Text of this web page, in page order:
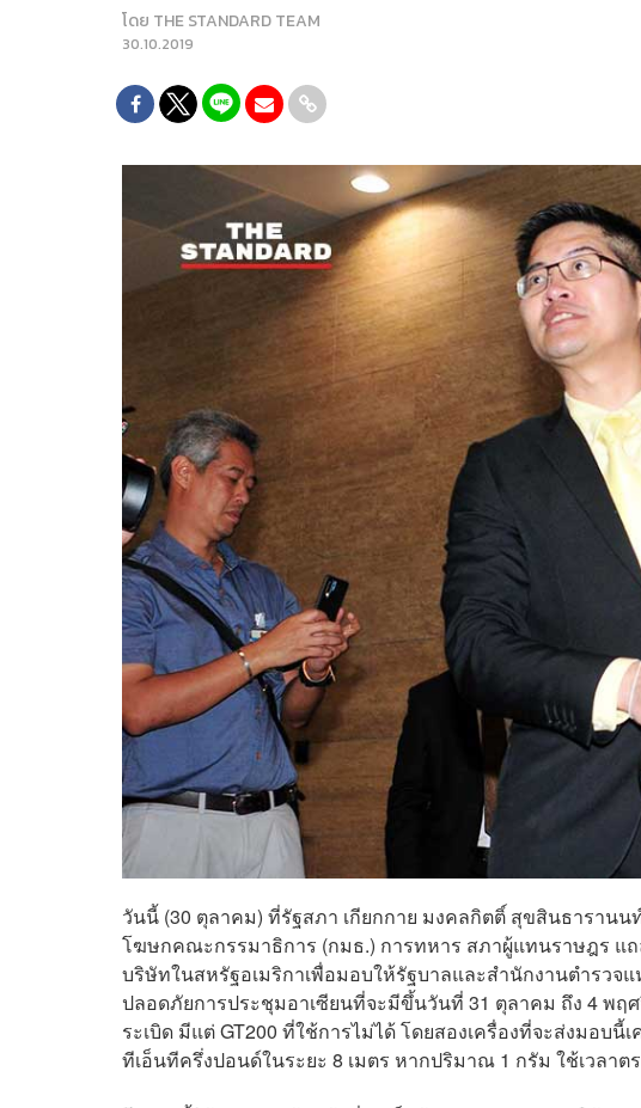
โดย THE STANDARD TEAM
30.10.2019
วันนี้ (30 ตุลาคม) ที่รัฐสภา เกียกกาย มงคลกิตติ์ สุขสินธาราน
โฆษกคณะกรรมาธิการ (กมธ.) การทหาร สภาผู้แทนราษฎร แถ
บริษัทในสหรัฐอเมริกาเพื่อมอบให้รัฐบาลและสำนักงานตำรวจ
ปลอดภัยการประชุมอาเซียนที่จะมีขึ้นวันที่ 31 ตุลาคม ถึง 4 พฤ
ระเบิด มีแต่ GT200 ที่ใช้การไม่ได้ โดยสองเครื่องที่จะส่งมอบ
ทีเอ็นทีครึ่งปอนด์ในระยะ 8 เมตร หากปริมาณ 1 กรัม ใช้เวลา